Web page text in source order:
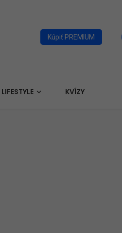
Kúpiť PREMIUM
LIFESTYLE KVÍZY